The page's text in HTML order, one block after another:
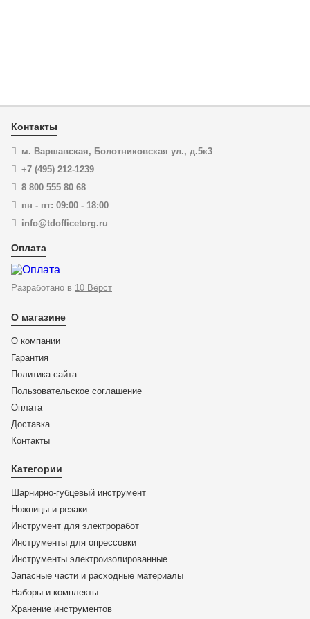
ESD
антистатические, 115 мм, KNIPEX 35 42 115 ESD KN-
3542115ESD
8 589₽
В корзину
Контакты
м. Варшавская, Болотниковская ул., д.5к3
+7 (495) 212-1239
8 800 555 80 68
пн - пт: 09:00 - 18:00
info@tdofficetorg.ru
Оплата
Разработано в 10 Вёрст
О магазине
О компании
Гарантия
Политика сайта
Пользовательское соглашение
Оплата
Доставка
Контакты
Категории
Шарнирно-губцевый инструмент
Ножницы и резаки
Инструмент для электроработ
Инструменты для опрессовки
Инструменты электроизолированные
Запасные части и расходные материалы
Наборы и комплекты
Хранение инс­тру­мен­тов